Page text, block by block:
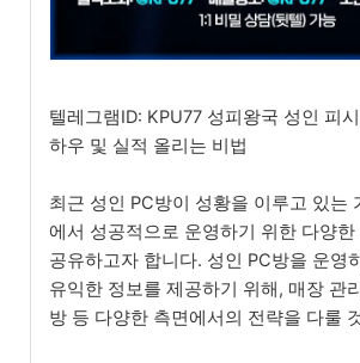
텔레그램ID: KPU77 성피왕국 성인 피
하우 및 실적 올리는 비법
최근 성인 PC방이 성황을 이루고 있는
에서 성공적으로 운영하기 위한 다양
공유하고자 합니다. 성인 PC방을 운영
유익한 정보를 제공하기 위해, 매장 관
방 등 다양한 측면에서의 전략을 다룰